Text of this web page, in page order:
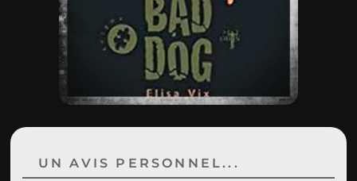
UN AVIS PERSONNEL...